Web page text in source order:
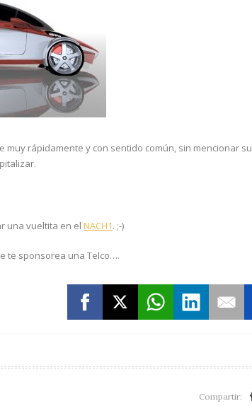
rápidamente y con sentido común, sin mencionar su
una vueltita en el NACH1. ;-)
te sponsorea una Telco….
Compartir: